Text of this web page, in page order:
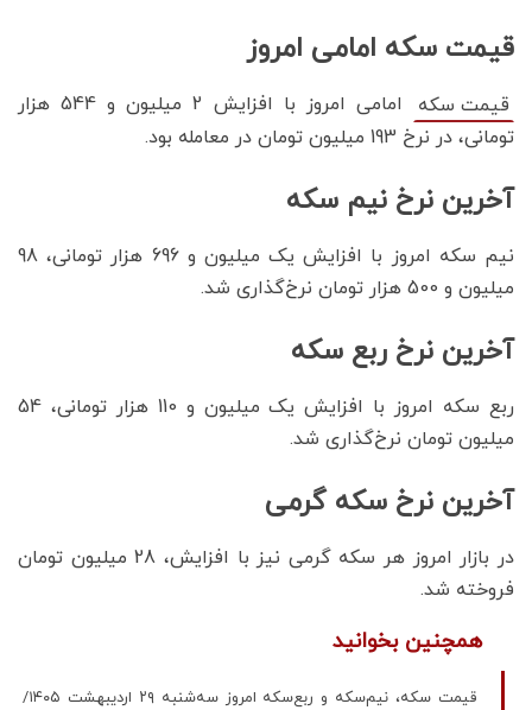
قیمت سکه امامی امروز
قیمت سکه
امامی امروز با افزایش 2 میلیون و 544 هزار
تومانی، در نرخ 193 میلیون تومان در معامله بود.
آخرین نرخ نیم سکه
نیم سکه امروز با افزایش یک میلیون و 696 هزار تومانی، 98
میلیون و 500 هزار تومان نرخ‌گذاری شد.
آخرین نرخ ربع سکه
ربع سکه امروز با افزایش یک میلیون و 110 هزار تومانی، 54
میلیون تومان نرخ‌گذاری شد.
آخرین نرخ سکه گرمی
در بازار امروز هر سکه گرمی نیز با افزایش، 28 میلیون تومان
فروخته شد.
همچنین بخوانید
قیمت سکه، نیم‌سکه و ربع‌سکه امروز سه‌شنبه ۲۹ اردیبهشت ۱۴۰۵/